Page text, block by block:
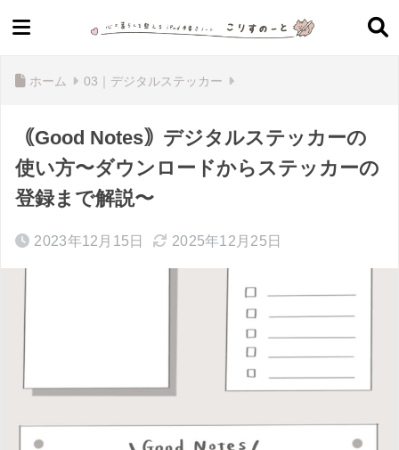
ホーム 03｜デジタルステッカー
｟Good Notes｠デジタルステッカーの
使い方〜ダウンロードからステッカーの
登録まで解説〜
2023年12月15日 2025年12月25日